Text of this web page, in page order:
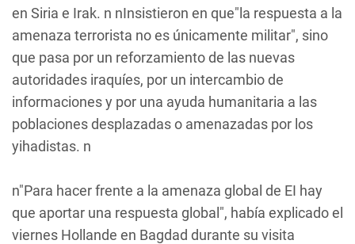
en Siria e Irak. n nInsistieron en que"la respuesta a la
amenaza terrorista no es únicamente militar", sino
que pasa por un reforzamiento de las nuevas
autoridades iraquíes, por un intercambio de
informaciones y por una ayuda humanitaria a las
poblaciones desplazadas o amenazadas por los
yihadistas. n
n"Para hacer frente a la amenaza global de EI hay
que aportar una respuesta global", había explicado el
viernes Hollande en Bagdad durante su visita